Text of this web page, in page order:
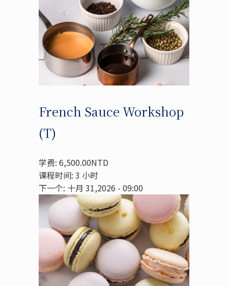
French Sauce Workshop
(T)
学费: 6,500.00NTD
课程时间: 3 小时
下一个: 十月 31,2026 - 09:00